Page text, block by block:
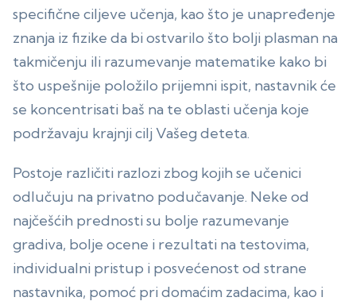
specifične ciljeve učenja, kao što je unapređenje
znanja iz fizike da bi ostvarilo što bolji plasman na
takmičenju ili razumevanje matematike kako bi
što uspešnije položilo prijemni ispit, nastavnik će
se koncentrisati baš na te oblasti učenja koje
podržavaju krajnji cilj Vašeg deteta.
Postoje različiti razlozi zbog kojih se učenici
odlučuju na privatno podučavanje. Neke od
najčešćih prednosti su bolje razumevanje
gradiva, bolje ocene i rezultati na testovima,
individualni pristup i posvećenost od strane
nastavnika, pomoć pri domaćim zadacima, kao i